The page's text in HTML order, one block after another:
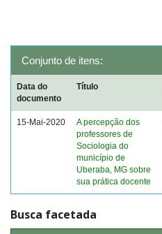
Conjunto de itens:
Data do
documento
Título
15-Mai-2020
A percepção dos
professores de
Sociologia do
município de
Uberaba, MG sobre
sua prática docente
Busca facetada